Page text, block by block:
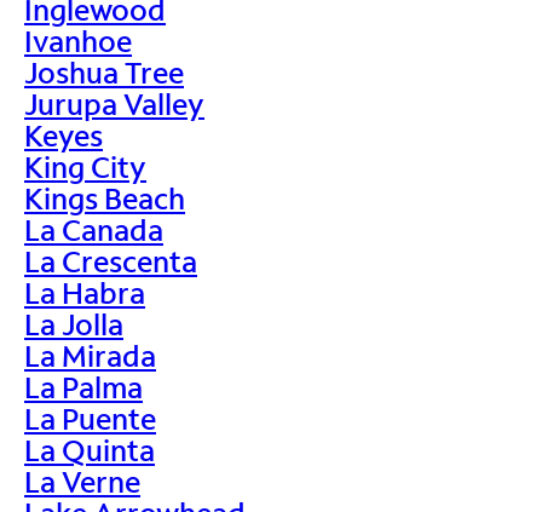
Inglewood
Ivanhoe
Joshua Tree
Jurupa Valley
Keyes
King City
Kings Beach
La Canada
La Crescenta
La Habra
La Jolla
La Mirada
La Palma
La Puente
La Quinta
La Verne